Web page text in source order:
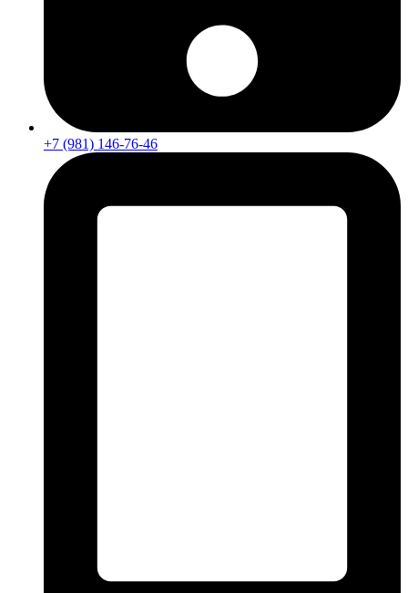
+7 (981) 146-76-46